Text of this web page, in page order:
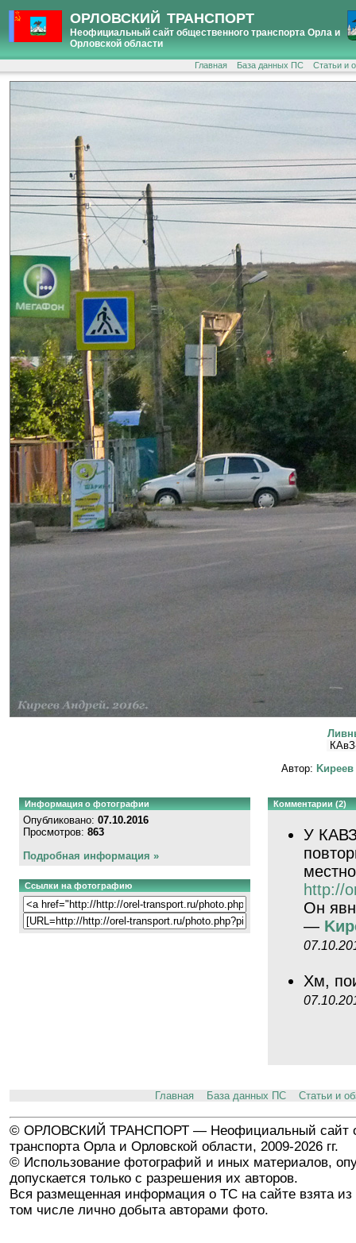
ОРЛОВСКИЙ ТРАНСПОРТ
Неофициальный сайт общественного транспорта Орла и
Орловской области
Главная База данных ПС Статьи и
Автор:
Информация о фотографии
Опубликовано: 07.10.2016
Просмотров: 863
Подробная информация »
Ссылки на фотографию
Комментарии (2)
У
http://
Он
—
Хм,
Главная База данных ПС Статьи и
© ОРЛОВСКИЙ ТРАНСПОРТ — Неофициальный сайт
транспорта Орла и Орловской области, 2009-2026 гг.
© Использование фотографий и иных материалов,
допускается только с разрешения их авторов.
Вся размещенная информация о ТС на сайте взята из
том числе лично добыта авторами фото.